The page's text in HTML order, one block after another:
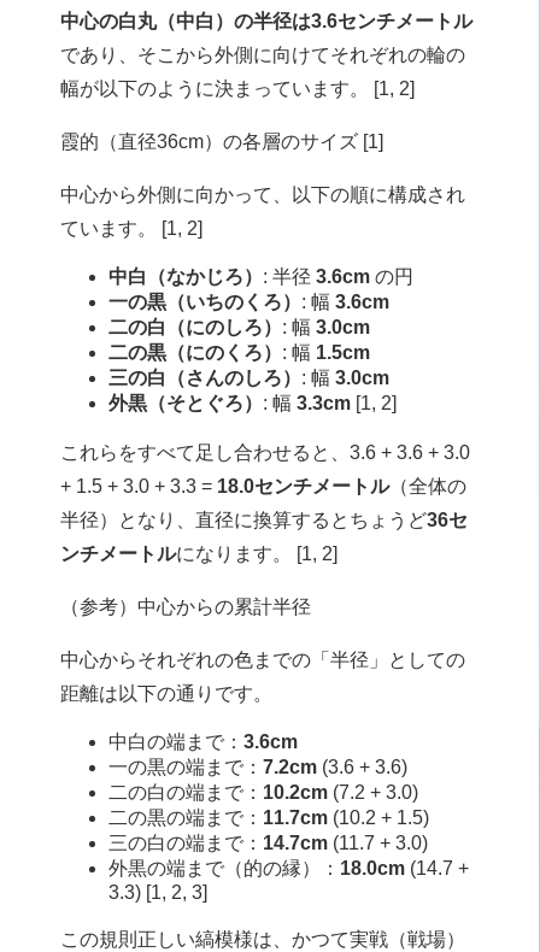
中心の白丸（中白）の半径は3.6センチメートル
であり、そこから外側に向けてそれぞれの輪の
幅が以下のように決まっています。 [1, 2]
霞的（直径36cm）の各層のサイズ [1]
中心から外側に向かって、以下の順に構成され
ています。 [1, 2]
中白（なかじろ） : 半径 3.6cm の円
一の黒（いちのくろ） : 幅 3.6cm
二の白（にのしろ） : 幅 3.0cm
二の黒（にのくろ） : 幅 1.5cm
三の白（さんのしろ） : 幅 3.0cm
外黒（そとぐろ） : 幅 3.3cm [1, 2]
これらをすべて足し合わせると、3.6 + 3.6 + 3.0
+ 1.5 + 3.0 + 3.3 = 18.0センチメートル（全体の
半径）となり、直径に換算するとちょうど36セ
ンチメートルになります。 [1, 2]
（参考）中心からの累計半径
中心からそれぞれの色までの「半径」としての
距離は以下の通りです。
中白の端まで： 3.6cm
一の黒の端まで： 7.2cm (3.6 + 3.6)
二の白の端まで： 10.2cm (7.2 + 3.0)
二の黒の端まで： 11.7cm (10.2 + 1.5)
三の白の端まで： 14.7cm (11.7 + 3.0)
外黒の端まで（的の縁）： 18.0cm (14.7 +
3.3) [1, 2, 3]
この規則正しい縞模様は、かつて実戦（戦場）